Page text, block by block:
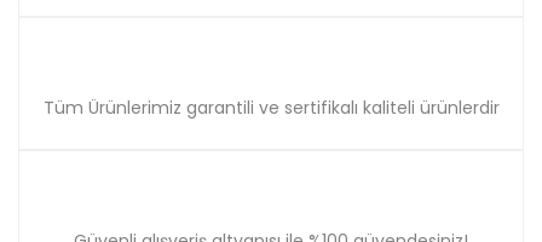
Tüm Ürünlerimiz garantili ve sertifikalı kaliteli ürünlerdir